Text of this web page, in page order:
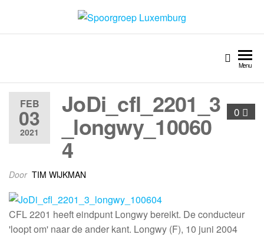
Spoorgroep Luxemburg
Menu
FEB
03
2021
0
JoDi_cfl_2201_3
_longwy_10060
4
Door TIM WIJKMAN
CFL 2201 heeft eindpunt Longwy bereikt. De conducteur
'loopt om' naar de ander kant. Longwy (F), 10 juni 2004